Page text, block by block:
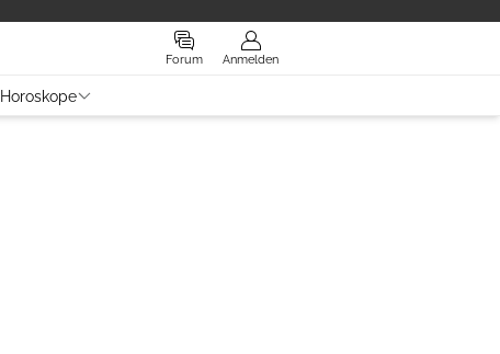
Forum Anmelden
Horoskope